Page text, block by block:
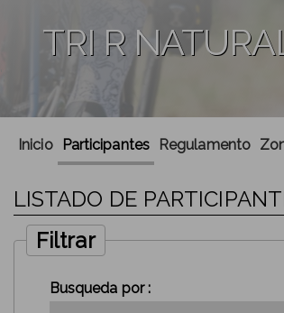
TRI R
Inicio Participantes Regulamento
LISTADO DE
Filtrar
Busqueda por :